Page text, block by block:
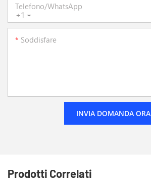
+1
Telefono/WhatsApp
Soddisfare
INVIA DOMANDA ORA
Prodotti Correlati